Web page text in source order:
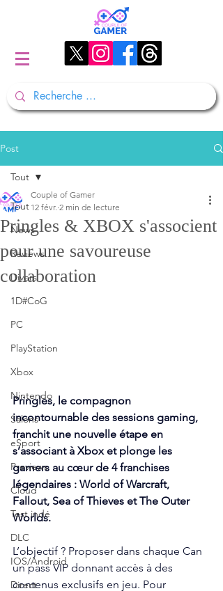
Post
Tout
News
Reviews
Divers
1D#CoG
PC
PlayStation
Xbox
Nintendo
Salons
eSport
Previews
Cloud
Test indé
DLC
IOS/Android
Direct
Tout
Pringles & XBOX s'associent
pour une savoureuse
collaboration
Couple of Gamer
12 févr. 2 min de lecture
Pringles, le compagnon
incontournable des sessions gaming,
franchit une nouvelle étape en
s’associant à Xbox et plonge les
gamers au cœur de 4 franchises
légendaires : World of Warcraft,
Fallout, Sea of Thieves et The Outer
Worlds.
L’objectif ? Proposer dans chaque Can
un pass VIP donnant accès à des
contenus exclusifs en jeu. Pour